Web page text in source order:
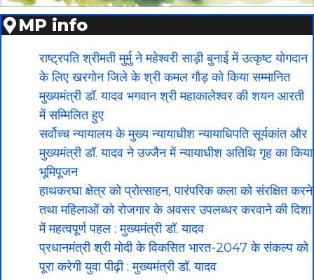
MP info
राष्ट्रपति श्रीमती मुर्मु ने महेश्वरी साड़ी बुनाई में उत्कृष्ट योगदान
के लिए खरगोन जिले के श्री कमल गौड़ को किया सम्मानित
मुख्यमंत्री डॉ. यादव भगवान श्री महाकालेश्‍वर की शयन आरती
में सम्मिलित हुए
सर्वोच्च न्यायालय के मुख्‍य न्‍यायाधीश न्यायाधिपति सूर्यकांत और
मुख्यमंत्री डॉ. यादव ने उज्जैन में न्यायाधीश अतिथि गृह का किया
भूमिपूजन
हाथकरघा क्षेत्र को प्रोत्साहन, पारंपरिक कला को संरक्षित करने
तथा महिलाओं को रोजगार के अवसर उपलब्धर करवाने की दिशा
में महत्वपूर्ण पहल : मुख्यमंत्री डॉ. यादव
प्रधानमंत्री श्री मोदी के विकसित भारत-2047 के संकल्प को
पूरा करेगी युवा पीढ़ी : मुख्यमंत्री डॉ. यादव